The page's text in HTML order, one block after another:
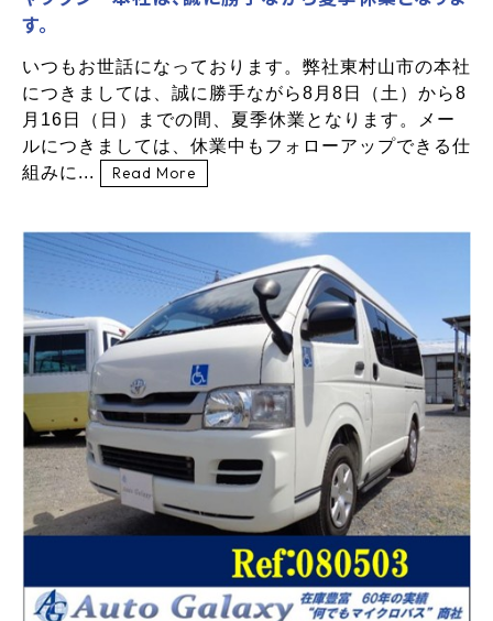
す。
いつもお世話になっております。弊社東村山市の本社
につきましては、誠に勝手ながら8月8日（土）から8
月16日（日）までの間、夏季休業となります。メー
ルにつきましては、休業中もフォローアップできる仕
組みに...
Read More